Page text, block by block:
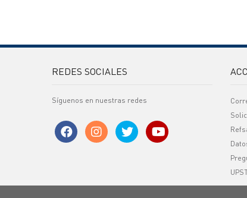
REDES SOCIALES
Síguenos en nuestras redes